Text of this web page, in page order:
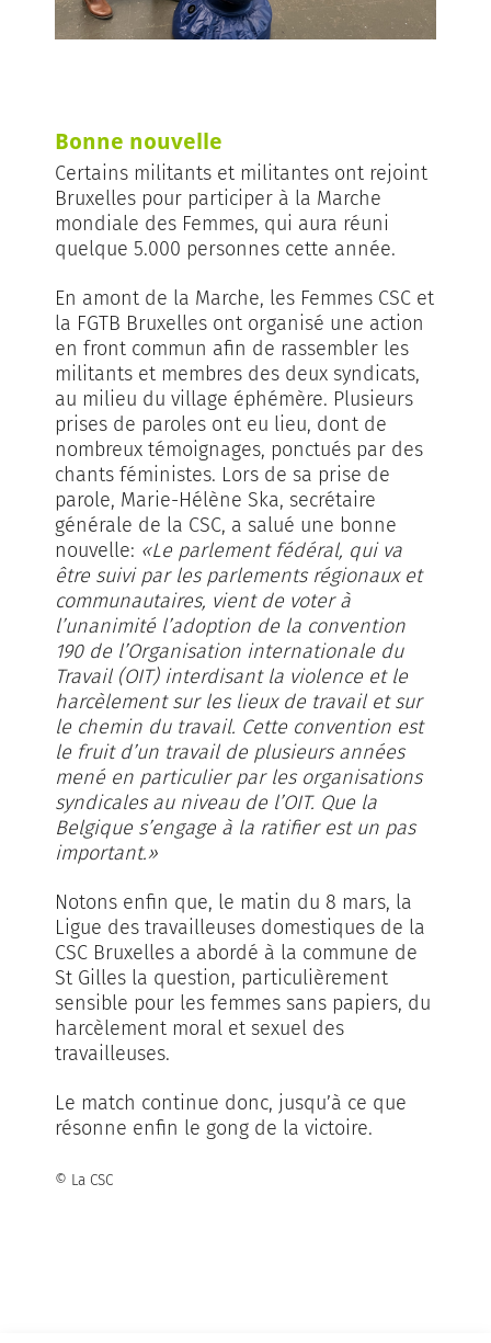
Bonne nouvelle
Certains militants et militantes ont rejoint
Bruxelles pour participer à la Marche
mondiale des Femmes, qui aura réuni
quelque 5.000 personnes cette année.
En amont de la Marche, les Femmes CSC et
la FGTB Bruxelles ont organisé une action
en front commun afin de rassembler les
militants et membres des deux syndicats,
au milieu du village éphémère. Plusieurs
prises de paroles ont eu lieu, dont de
nombreux témoignages, ponctués par des
chants féministes. Lors de sa prise de
parole, Marie-Hélène Ska, secrétaire
générale de la CSC, a salué une bonne
nouvelle: «Le parlement fédéral, qui va
être suivi par les parlements régionaux et
communautaires, vient de voter à
l’unanimité l’adoption de la convention
190 de l’Organisation internationale du
Travail (OIT) interdisant la violence et le
harcèlement sur les lieux de travail et sur
le chemin du travail. Cette convention est
le fruit d’un travail de plusieurs années
mené en particulier par les organisations
syndicales au niveau de l’OIT. Que la
Belgique s’engage à la ratifier est un pas
important.»
Notons enfin que, le matin du 8 mars, la
Ligue des travailleuses domestiques de la
CSC Bruxelles a abordé à la commune de
St Gilles la question, particulièrement
sensible pour les femmes sans papiers, du
harcèlement moral et sexuel des
travailleuses.
Le match continue donc, jusqu’à ce que
résonne enfin le gong de la victoire.
© La CSC